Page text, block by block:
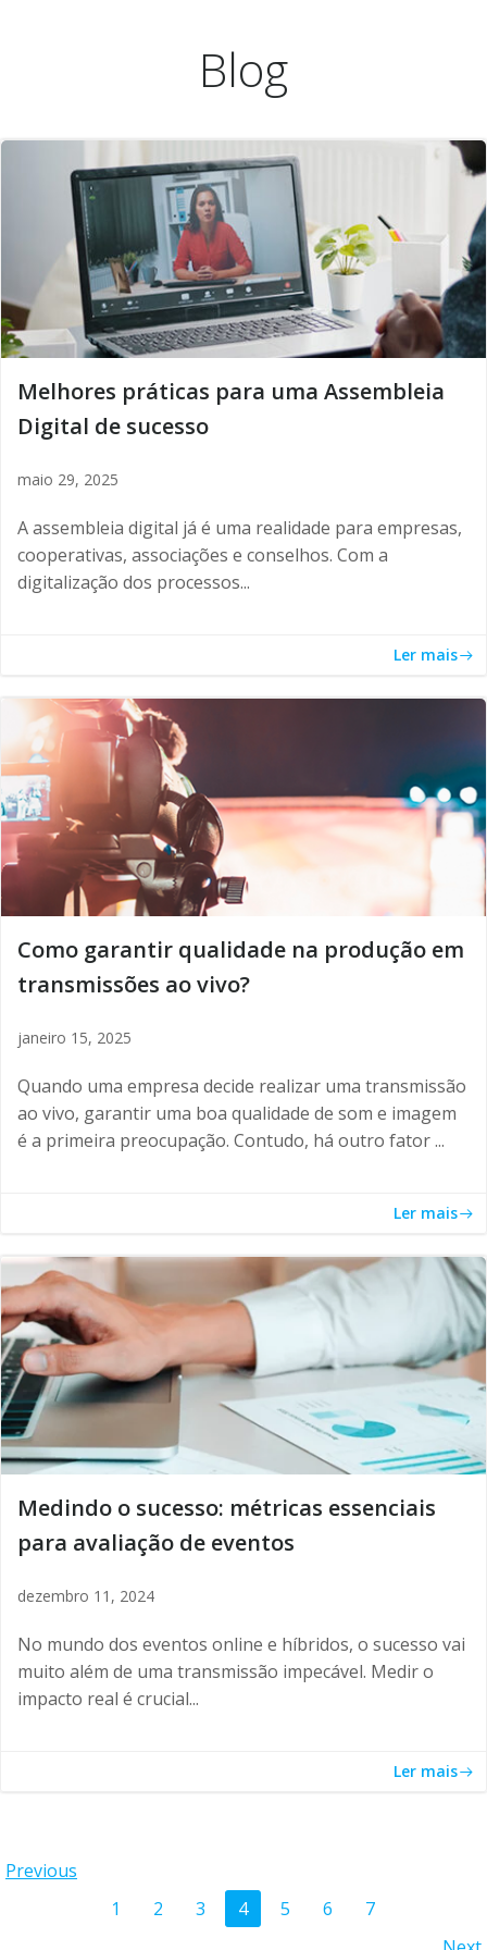
o
conteúdo
Blog
Melhores práticas para uma Assembleia
Digital de sucesso
maio 29, 2025
A assembleia digital já é uma realidade para empresas,
cooperativas, associações e conselhos. Com a
digitalização dos processos...
Ler mais
Como garantir qualidade na produção em
transmissões ao vivo?
janeiro 15, 2025
Quando uma empresa decide realizar uma transmissão
ao vivo, garantir uma boa qualidade de som e imagem
é a primeira preocupação. Contudo, há outro fator ...
Ler mais
Medindo o sucesso: métricas essenciais
para avaliação de eventos
dezembro 11, 2024
No mundo dos eventos online e híbridos, o sucesso vai
muito além de uma transmissão impecável. Medir o
impacto real é crucial...
Ler mais
Posts
navigation
Previous
Page
1 Page
2 Page
3 Page
4 Page
5 Page
6 Page
7